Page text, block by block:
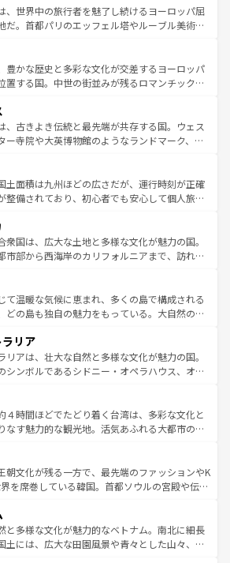
ドリードの洗練された雰囲気や、バルセロナの
れた街角から、地方では古代ローマ遺跡や中世
によって風土や気候が異なるスペインはその個
性で訪れる人を魅了する。 なお、新着のスペイン情報は コ
覧を参照してほしい。
、世界中の旅行者を魅了し続けるヨーロッパ屈
だ。首都パリのエッフェル塔やルーブル美術館
魅力が詰まっている。華麗な宮殿、歴史的な大
いビーチ、そして豊かな自然が、訪れる者を心
る。また、フランスは美食の国としても知ら
ンパンの発祥地であるランス、プロヴァンスの
ベンダー畑など、多彩な楽しみ方が可能だ。さ
以外の地域にも魅力が溢れており、どの街角に
足を運ぶとそれぞれで全く異なる文化を体験で
きるだろう。 なお、新着のフランス情報はコンテンツ一覧
ほしい。
豊かな歴史と多彩な文化が交差するヨーロッパ
置する国。中世の街並みが残るロマンチック街
の国は、どこを歩いても飽きることがない。ベ
化的活気、バイエルン州のアルプスの絶景、そ
川沿いのワイン畑といった風景は必見。ビール
人にはぜひ体験してほしい。 なお、新着の
はコンテンツ一覧を参照してほしい。
、古きよき伝統と最先端が共存する国。ウェス
ー寺院や大英博物館のようなランドマーク、歴
異なる魅力がある。また、優雅なアフタヌーン
ール好きにはたまらない英国パブ、サッカー観
場だからこそできる体験も豊富。イギリスを旅
参照してほしい。
土面積は九州ほどの広さだが、運行時刻が正確
整備されており、初心者でも安心して個人旅行
のまま残る町や、スイスならではのユニークな
り、アルプス観光だけでなく町歩きも満喫する
る。国民の所得が高いため物価も高いが、旅行
無料で観光を楽しむこともできる。 なお、新
情報はコンテンツ一覧 を参照してほしい。
衆国は、広大な土地と多様な文化が魅力の国。
市部から西海岸のカリフォルニアまで、訪れる
大都市は、観光、ショッピング、エンターテイ
詰まった刺激的なスポットだ。一方、アメリカ
自然が広がり、グランドキャニオンやイエロー
オーリンズでは、音楽と美食が融合した独特の
。旅行者はアメリカの各地域で異なる魅力を楽
、その多様性と豊かな歴史を感じることができ
旅のスタイルだ。 なお、新着のアメリカ
テンツ一覧を参照してほしい。
て温暖な気候に恵まれ、多くの島で構成される
どの島も独自の魅力をもっている。大自然の神
逃せない。また、定番の観光地といえばオアフ
かな自然を求めるならマウイ島やカウアイ島が
エメラルドグリーンに輝く海をはじめ、豊かな
なしの心で訪れる人々を迎えてくれるハワイの
しいローカルフードやハワイアンミュージッ
なフラダンスなど、すべてがハワイの魅力を彩
ってほしい。 なお、新着のハワイ情報
ツ一覧を参照してほしい。
リア
リアは、壮大な自然と多様な文化が魅力の国。
シンボルであるシドニー・オペラハウス、オー
や大陸中央部にそびえるウルル（エアーズロッ
マニアの美しい原生林やケアンズの熱帯雨林な
ろがたくさん。また、カフェやワイン、オージ
ティビティも充実しており、サーフィンやダイ
イキングなど、アウトドア好きにはたまらな
トラリアの多彩な魅力を存分に味わいつくそ
い。
４時間ほどでたどり着く台湾は、多彩な文化と
なす魅力的な観光地。活気あふれる大都市の台
つな山岳地帯である台湾東部など、都市の喧騒
けさが共存しており、訪れる人に新しい発見と
らしてくれる。また、奥深い台湾の食文化も魅
と評判のスイーツなど、バラエティ豊かな料理
が味わえる。 なお、新着の台湾情報は コンテンツ一覧を参
い。
朝文化が残る一方で、最先端のファッションやK
を席巻している韓国。首都ソウルの宮殿や伝統
足を延ばせば四季折々の自然美を楽しむことが
して、キムチや焼肉、絶品のストリートフード
ざまな韓国料理が待っている。夜には、韓国な
と多様な文化が魅力的なベトナム。南北に細長
土には、広大な田園風景や青々とした山々、世